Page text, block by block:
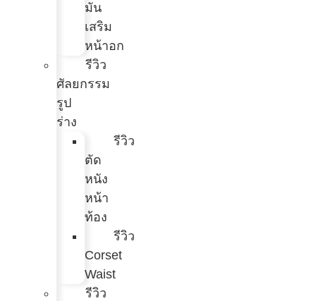
มัน
เสริม
หน้าอก
รีวิว
ศัลยกรรม
รูป
ร่าง
รีวิว
ตัด
หนัง
หน้า
ท้อง
รีวิว
Corset
Waist
รีวิว